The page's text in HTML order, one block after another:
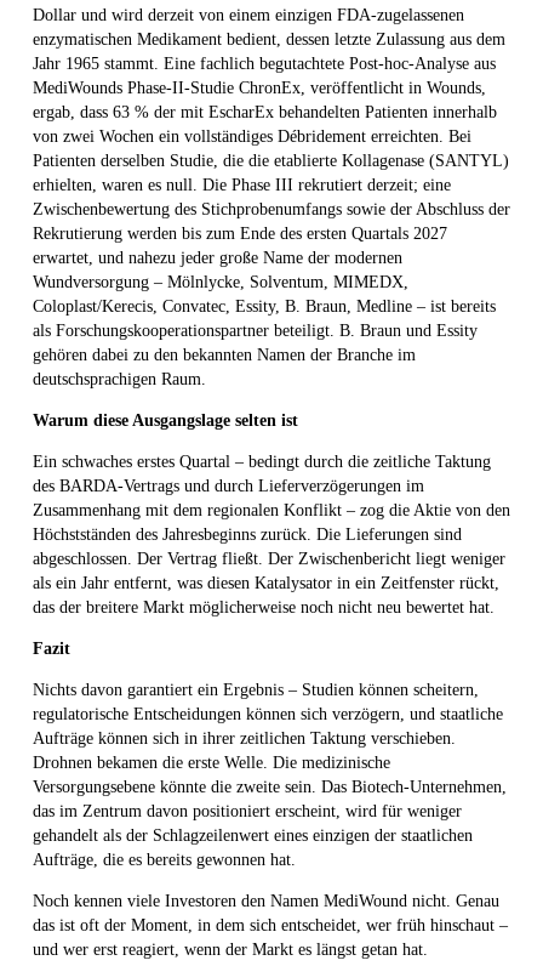
Dollar und wird derzeit von einem einzigen FDA-zugelassenen
enzymatischen Medikament bedient, dessen letzte Zulassung aus dem
Jahr 1965 stammt. Eine fachlich begutachtete Post-hoc-Analyse aus
MediWounds Phase-II-Studie ChronEx, veröffentlicht in Wounds,
ergab, dass 63 % der mit EscharEx behandelten Patienten innerhalb
von zwei Wochen ein vollständiges Débridement erreichten. Bei
Patienten derselben Studie, die die etablierte Kollagenase (SANTYL)
erhielten, waren es null. Die Phase III rekrutiert derzeit; eine
Zwischenbewertung des Stichprobenumfangs sowie der Abschluss der
Rekrutierung werden bis zum Ende des ersten Quartals 2027
erwartet, und nahezu jeder große Name der modernen
Wundversorgung – Mölnlycke, Solventum, MIMEDX,
Coloplast/Kerecis, Convatec, Essity, B. Braun, Medline – ist bereits
als Forschungskooperationspartner beteiligt. B. Braun und Essity
gehören dabei zu den bekannten Namen der Branche im
deutschsprachigen Raum.
Warum diese Ausgangslage selten ist
Ein schwaches erstes Quartal – bedingt durch die zeitliche Taktung
des BARDA-Vertrags und durch Lieferverzögerungen im
Zusammenhang mit dem regionalen Konflikt – zog die Aktie von den
Höchstständen des Jahresbeginns zurück. Die Lieferungen sind
abgeschlossen. Der Vertrag fließt. Der Zwischenbericht liegt weniger
als ein Jahr entfernt, was diesen Katalysator in ein Zeitfenster rückt,
das der breitere Markt möglicherweise noch nicht neu bewertet hat.
Fazit
Nichts davon garantiert ein Ergebnis – Studien können scheitern,
regulatorische Entscheidungen können sich verzögern, und staatliche
Aufträge können sich in ihrer zeitlichen Taktung verschieben.
Drohnen bekamen die erste Welle. Die medizinische
Versorgungsebene könnte die zweite sein. Das Biotech-Unternehmen,
das im Zentrum davon positioniert erscheint, wird für weniger
gehandelt als der Schlagzeilenwert eines einzigen der staatlichen
Aufträge, die es bereits gewonnen hat.
Noch kennen viele Investoren den Namen MediWound nicht. Genau
das ist oft der Moment, in dem sich entscheidet, wer früh hinschaut –
und wer erst reagiert, wenn der Markt es längst getan hat.